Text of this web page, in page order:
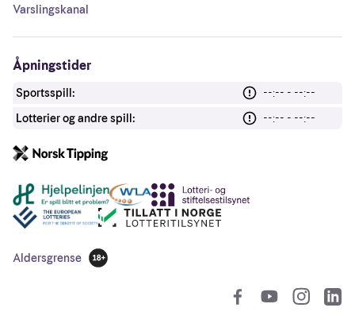
Varslingskanal
Åpningstider
Sportsspill:
--:-- - --:--
Lotterier og andre spill:
--:-- - --:--
Andre lenker
Aldersgrense
18 år